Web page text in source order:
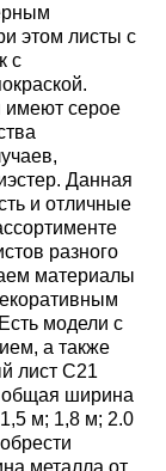
этом листы с
с
имеют серое
Данная
и отличные
разного
материалы
модели с
а также
лист С21
общая ширина
м; 1,8 м; 2.0
металла от